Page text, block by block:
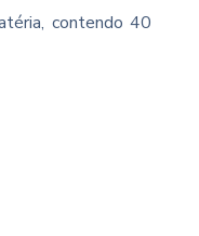
contendo 40